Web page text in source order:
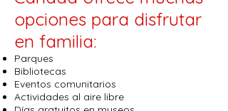
opciones para disfrutar
en familia:
Parques
Bibliotecas
Eventos comunitarios
Actividades al aire libre